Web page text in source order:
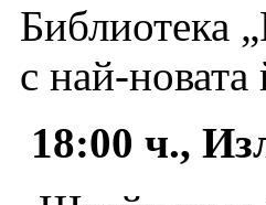
Библиотека
с най-
18:00 ч.,